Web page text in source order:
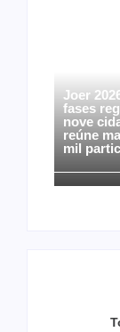
Joer
fases
nove
reúne
mil